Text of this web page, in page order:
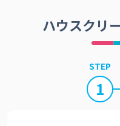
ハウスクリ
STEP
1